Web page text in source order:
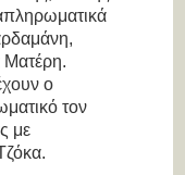
Ματέρη.
ο
τον
με